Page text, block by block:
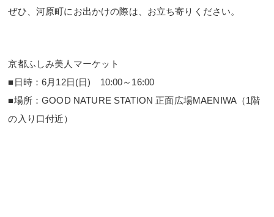
ぜひ、河原町にお出かけの際は、お立ち寄りください。
京都ふしみ美人マーケット
■日時：6月12日(日) 10:00～16:00
■場所：GOOD NATURE STATION 正面広場MAENIWA（1階
の入り口付近）